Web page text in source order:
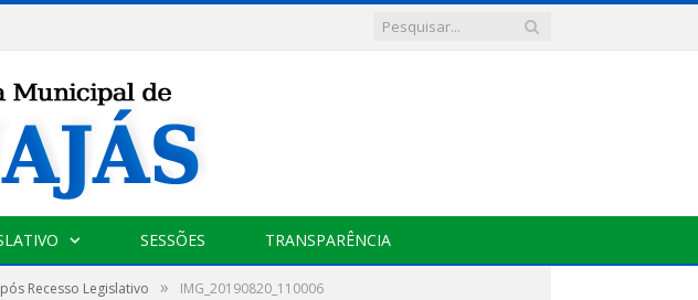
SESSÕES TRANSPARÊNCIA
Recesso Legislativo » IMG_20190820_110006